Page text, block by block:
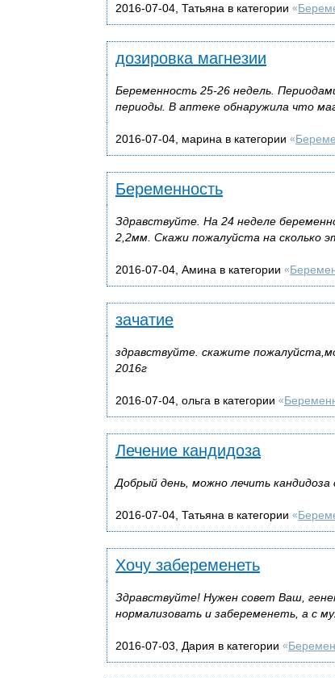
2016-07-04, Татьяна в категории «
дозировка магнезии
Беременность 25-26 недель.
периоды. В аптеке обнаружила что
2016-07-04, марина в категории «
Беременность
Здравствуйте. На 24 неделе
2,2мм. Скажи пожалуйста на сколько
2016-07-04, Амина в категории «
зачатие
здравствуйте. скажите
2016г
2016-07-04, ольга в категории «
Лечение кандидоза
Добрый день, можно лечить
2016-07-04, Татьяна в категории «
Хочу забеременеть
Здравствуйте! Нужен совет Ваш,
нормализовать и забеременеть, а с
2016-07-03, Дария в категории «